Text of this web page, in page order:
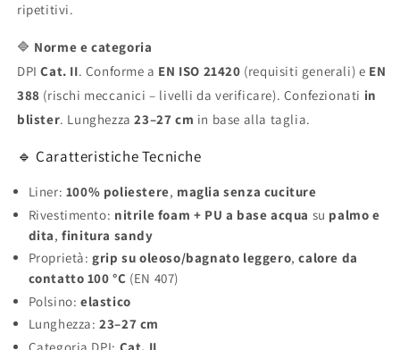
ripetitivi.
🔷 Norme e categoria
DPICat. II. Conforme a EN ISO 21420 (requisiti generali) e EN
388 (rischi meccanici – livelli da verificare). Confezionati in
blister. Lunghezza23–27 cm in base alla taglia.
🔹 Caratteristiche Tecniche
Liner: 100% poliestere, maglia senza cuciture
Rivestimento: nitrile foam + PU a base acqua su palmo e
dita,finitura sandy
Proprietà:grip su oleoso/bagnato leggero,calore da
contatto 100 °C (EN 407)
Polsino: elastico
Lunghezza:23–27 cm